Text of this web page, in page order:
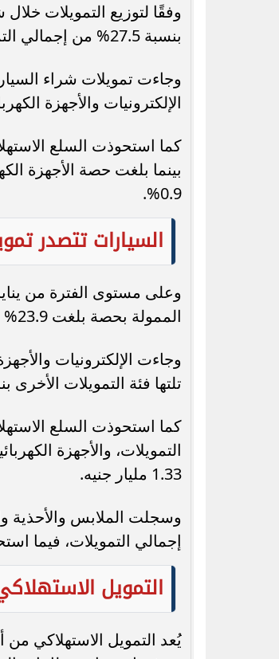
بنسبة 27.5% من إجمالي التمويلات.
الإلكترونيات والأجهزة
0.9%.
السيارات تتصدر
الممولة بحصة بلغت 23.9% من إجمالي قيمة التمويلات، بقيمة وصلت إلى 4.61 مليار جنيه.
تلتها فئة التمويلات الأخرى بنسبة
1.33 مليار جنيه.
إجمالي التمويلات، فيما
التمويل
يُعد التمويل الاستهلاكي من